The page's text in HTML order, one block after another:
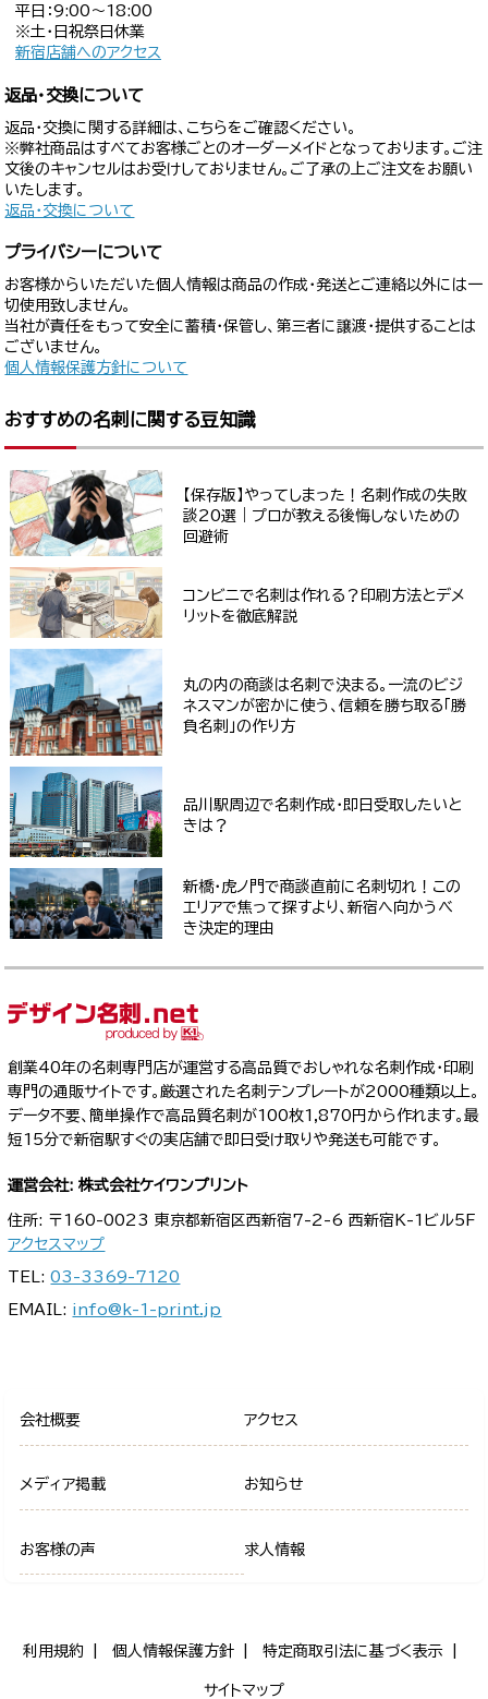
平日：9:00〜18:00
※土・日祝祭日休業
新宿店舗へのアクセス
返品・交換について
返品・交換に関する詳細は、こちらをご確認ください。
※弊社商品はすべてお客様ごとのオーダーメイドとなっております。ご注
文後のキャンセルはお受けしておりません。ご了承の上ご注文をお願い
いたします。
返品・交換について
プライバシーについて
お客様からいただいた個人情報は商品の作成・発送とご連絡以外には一
切使用致しません。
当社が責任をもって安全に蓄積・保管し、第三者に譲渡・提供することは
ございません。
個人情報保護方針について
おすすめの名刺に関する豆知識
【保存版】やってしまった！名刺作成の失敗
談20選｜プロが教える後悔しないための
回避術
コンビニで名刺は作れる？印刷方法とデメ
リットを徹底解説
丸の内の商談は名刺で決まる。一流のビジ
ネスマンが密かに使う、信頼を勝ち取る「勝
負名刺」の作り方
品川駅周辺で名刺作成・即日受取したいと
きは？
新橋・虎ノ門で商談直前に名刺切れ！この
エリアで焦って探すより、新宿へ向かうべ
き決定的理由
創業40年の名刺専門店が運営する高品質でおしゃれな名刺作成・印刷
専門の通販サイトです。厳選された名刺テンプレートが2000種類以上。
データ不要、簡単操作で高品質名刺が100枚1,870円から作れます。最
短15分で新宿駅すぐの実店舗で即日受け取りや発送も可能です。
運営会社: 株式会社ケイワンプリント
住所: 〒160-0023 東京都新宿区西新宿7-2-6 西新宿K-1ビル5F
アクセスマップ
TEL:03-3369-7120
EMAIL: info@k-1-print.jp
会社概要 アクセス
メディア掲載 お知らせ
お客様の声 求人情報
利用規約 個人情報保護方針 特定商取引法に基づく表示
サイトマップ